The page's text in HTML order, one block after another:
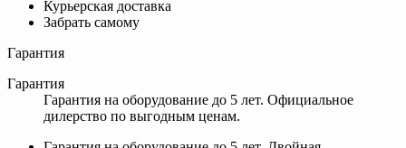
Курьерская доставка
Забрать самому
Гарантия
Гарантия
Гарантия на оборудование до 5 лет. Официальное
дилерство по выгодным ценам.